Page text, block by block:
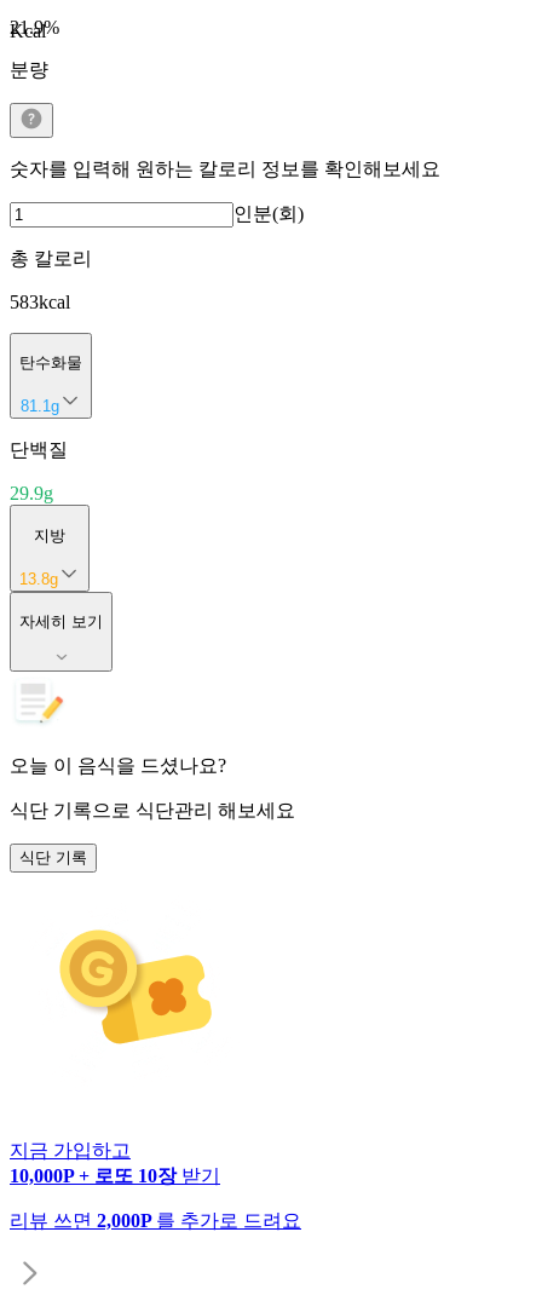
Kcal
21.9%
분량
숫자를 입력해 원하는 칼로리 정보를 확인해보세요
인분(회)
총 칼로리
583kcal
탄수화물
81.1g
단백질
29.9g
지방
13.8g
자세히 보기
오늘 이 음식을 드셨나요?
식단 기록으로 식단관리 해보세요
식단 기록
지금 가입하고
10,000P + 로또 10장 받기
리뷰 쓰면 2,000P 를 추가로 드려요